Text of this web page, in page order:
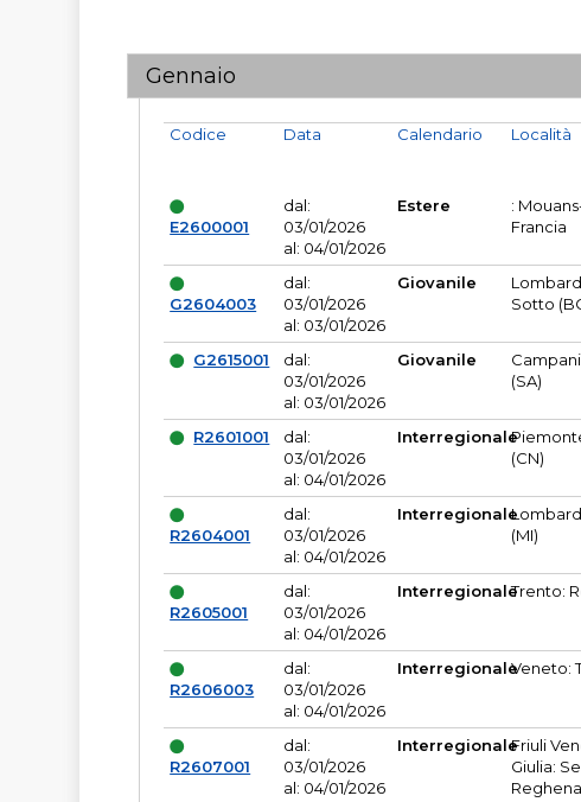
Gennaio
Codice
E2600001
Data
dal:
03/01/2026
al: 04/01/2026
Calendario
Estere
Località
:
Francia
G2604003
dal:
03/01/2026
al: 03/01/2026
Giovanile
Sotto
G2615001
dal:
03/01/2026
al: 03/01/2026
Giovanile
(SA)
R2601001
dal:
03/01/2026
al: 04/01/2026
Interregionale
(CN)
R2604001
dal:
03/01/2026
al: 04/01/2026
Interregionale
(MI)
R2605001
dal:
03/01/2026
al: 04/01/2026
InterregionaleTrento:
R2606003
dal:
03/01/2026
al: 04/01/2026
InterregionaleVeneto:
R2607001
dal:
03/01/2026
al: 04/01/2026
InterregionaleFriuli
Giulia: